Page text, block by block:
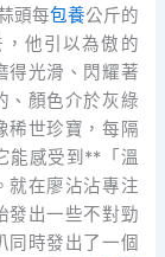
頭每包養公斤的
他引以為傲的
得光滑、閃耀著
、顏色介於灰綠
稀世珍寶，每隔
能感受到**「溫
就在廖沾沾專注
發出一些不對勁
同時發出了一個